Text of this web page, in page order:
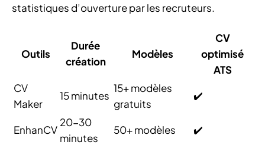
statistiques d’ouverture par les recruteurs.
Outils
Durée
création
Modèles
CV
optimisé
ATS
CV
Maker
15 minutes
15+ modèles
gratuits
✔️
EnhanCV
20-30
minutes
50+ modèles ✔️